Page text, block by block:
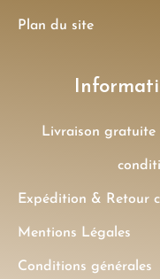
Plan du site
Livraison gratuite
Expédition & Retour
Mentions Légales
Conditions générales